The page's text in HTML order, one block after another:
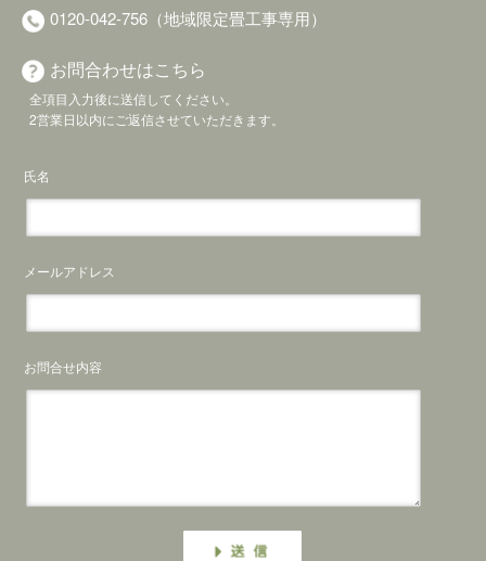
0120-042-756（地域限定畳工事専用）
お問合わせはこちら
全項目入力後に送信してください。
2営業日以内にご返信させていただきます。
氏名
メールアドレス
お問合せ内容